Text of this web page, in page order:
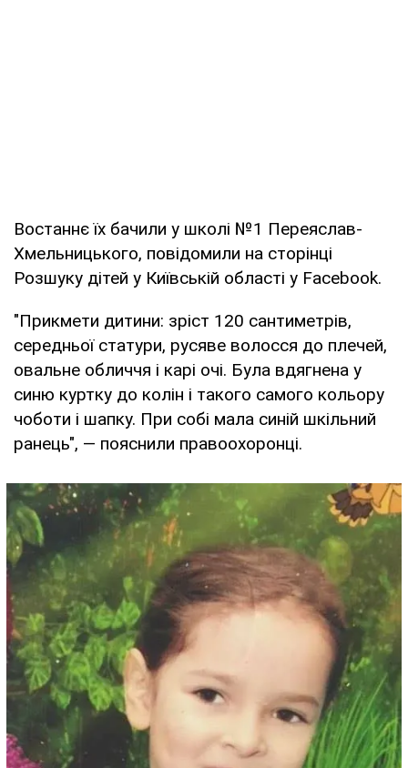
Востаннє їх бачили у школі №1 Переяслав-
Хмельницького, повідомили на сторінці
Розшуку дітей у Київській області у Facebook.
"Прикмети дитини: зріст 120 сантиметрів,
середньої статури, русяве волосся до плечей,
овальне обличчя і карі очі. Була вдягнена у
синю куртку до колін і такого самого кольору
чоботи і шапку. При собі мала синій шкільний
ранець", — пояснили правоохоронці.